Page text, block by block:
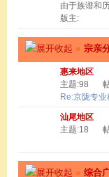
由于族谱和
版主:
» 宗亲
惠来地区
主题:98
Re:京陇专
汕尾地区
主题:18
» 综合